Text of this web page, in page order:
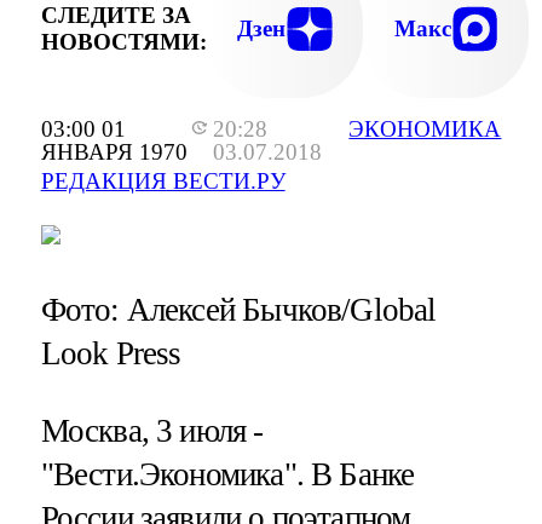
03:00 01
ЯНВАРЯ 1970
20:28
03.07.2018
РЕДАКЦИЯ ВЕСТИ.РУ
ЭКОНОМИКА
СЛЕДИТЕ ЗА
НОВОСТЯМИ:
Дзен Макс
Фото: Алексей Бычков/Global
Look Press
Москва, 3 июля -
"Вести.Экономика".В Банке